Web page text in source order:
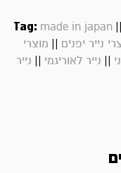
Tag: made in japan ||
נייר יפנים || מוצרי
|| נייר לאוריגמי || נייר